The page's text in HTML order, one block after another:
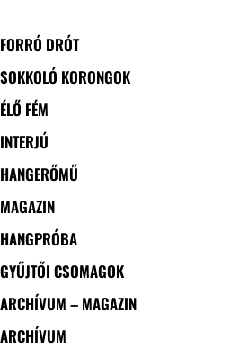
FORRÓ DRÓT
SOKKOLÓ KORONGOK
ÉLŐ FÉM
INTERJÚ
HANGERŐMŰ
MAGAZIN
HANGPRÓBA
GYŰJTŐI CSOMAGOK
ARCHÍVUM – MAGAZIN
ARCHÍVUM